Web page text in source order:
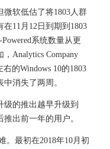
软低估了将1803人群
11月12日到期到1803
系统数量从更
Analytics Company
的Windows 10的1803
消失了两周。
级的推出越早升级到
出前一年的用户。
。最初在2018年10月初